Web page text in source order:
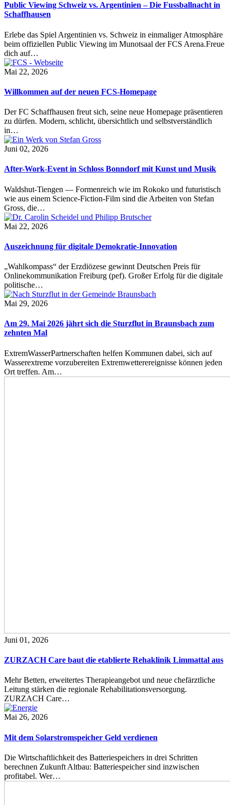
Public Viewing Schweiz vs. Argentinien – Die Fussballnacht in
Schaffhausen
Erlebe das Spiel Argentinien vs. Schweiz in einmaliger Atmosphäre
beim offiziellen Public Viewing im Munotsaal der FCS Arena.Freue
dich auf…
Mai 22, 2026
Willkommen auf der neuen FCS-Homepage
Der FC Schaffhausen freut sich, seine neue Homepage präsentieren
zu dürfen. Modern, schlicht, übersichtlich und selbstverständlich
in…
Juni 02, 2026
After-Work-Event in Schloss Bonndorf mit Kunst und Musik
Waldshut-Tiengen — Formenreich wie im Rokoko und futuristisch
wie aus einem Science-Fiction-Film sind die Arbeiten von Stefan
Gross, die…
Mai 22, 2026
Auszeichnung für digitale Demokratie-Innovation
„Wahlkompass“ der Erzdiözese gewinnt Deutschen Preis für
Onlinekommunikation Freiburg (pef). Großer Erfolg für die digitale
politische…
Mai 29, 2026
Am 29. Mai 2026 jährt sich die Sturzflut in Braunsbach zum
zehnten Mal
ExtremWasserPartnerschaften helfen Kommunen dabei, sich auf
Wasserextreme vorzubereiten Extremwetterereignisse können jeden
Ort treffen. Am…
Juni 01, 2026
ZURZACH Care baut die etablierte Rehaklinik Limmattal aus
Mehr Betten, erweitertes Therapieangebot und neue chefärztliche
Leitung stärken die regionale Rehabilitationsversorgung.
ZURZACH Care…
Mai 26, 2026
Mit dem Solarstromspeicher Geld verdienen
Die Wirtschaftlichkeit des Batteriespeichers in drei Schritten
berechnen Zukunft Altbau: Batteriespeicher sind inzwischen
profitabel. Wer…